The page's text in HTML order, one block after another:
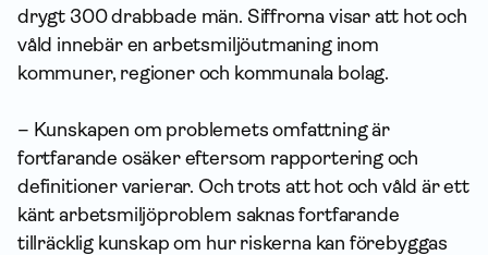
drygt 300 drabbade män. Siffrorna visar att hot och
våld innebär en arbetsmiljöutmaning inom
kommuner, regioner och kommunala bolag.
– Kunskapen om problemets omfattning är
fortfarande osäker eftersom rapportering och
definitioner varierar. Och trots att hot och våld är ett
känt arbetsmiljöproblem saknas fortfarande
tillräcklig kunskap om hur riskerna kan förebyggas